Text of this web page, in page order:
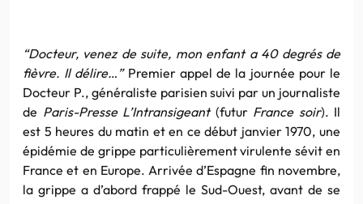
“Docteur, venez de suite, mon enfant a 40 degrés de
fièvre. Il délire…”Premier appel de la journée pour le
Docteur P., généraliste parisien suivi par un journaliste
de Paris-Presse L’Intransigeant(futur France soir). Il
est 5 heures du matin et en ce début janvier 1970, une
épidémie de grippe particulièrement virulente sévit en
France et en Europe. Arrivée d’Espagne fin novembre,
la grippe a d’abord frappé le Sud-Ouest, avant de se